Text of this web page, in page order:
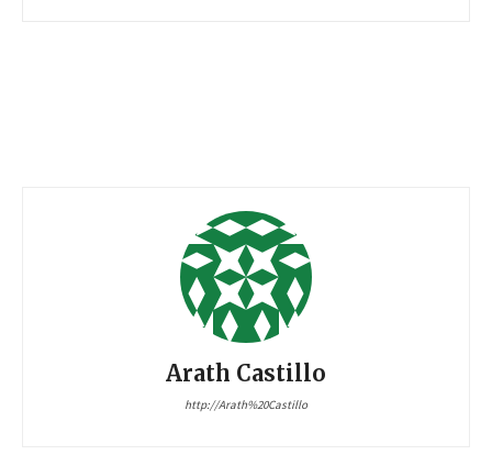
Arath Castillo
http://Arath%20Castillo